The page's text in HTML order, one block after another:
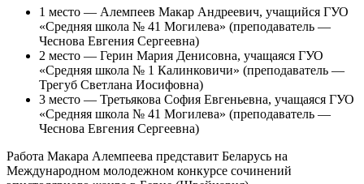
1 место — Алемпеев Макар Андреевич, учащийся ГУО
«Средняя школа № 41 Могилева» (преподаватель —
Чеснова Евгения Сергеевна)
2 место — Герин Мария Денисовна, учащаяся ГУО
«Средняя школа № 1 Калинковичи» (преподаватель —
Трегуб Светлана Иосифовна)
3 место — Третьякова София Евгеньевна, учащаяся ГУО
«Средняя школа № 41 Могилева» (преподаватель —
Чеснова Евгения Сергеевна)
Работа Макара Алемпеева представит Беларусь на
Международном молодежном конкурсе сочинений